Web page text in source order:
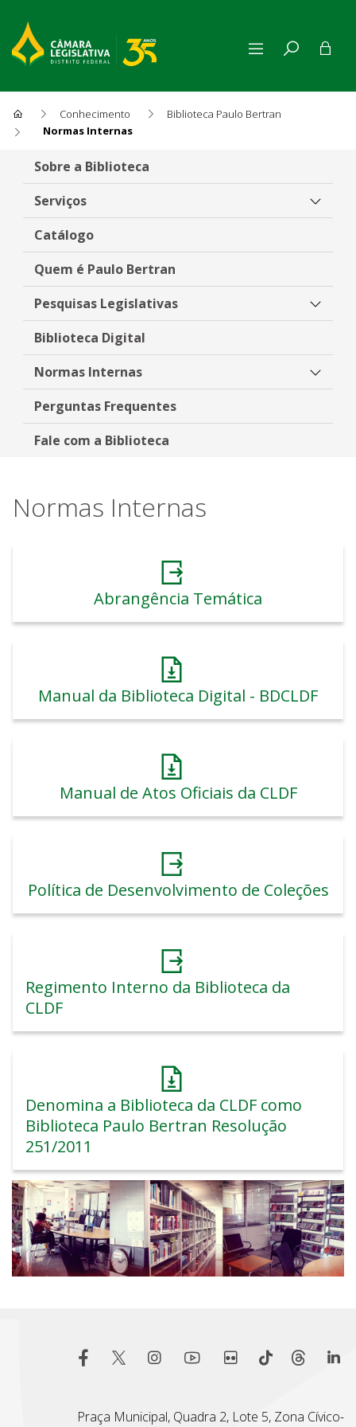
Conhecimento
Biblioteca Paulo Bertran
Normas Internas
Normas Internas
Sobre a Biblioteca
Serviços
Catálogo
Quem é Paulo Bertran
Pesquisas Legislativas
Biblioteca Digital
Normas Internas
Perguntas Frequentes
Fale com a Biblioteca
Normas Internas
Abrangência Temática
Manual da Biblioteca Digital - BDCLDF
Manual de Atos Oficiais da CLDF
Política de Desenvolvimento de Coleções
Regimento Interno da Biblioteca da
CLDF
Denomina a Biblioteca da CLDF como
Biblioteca Paulo Bertran Resolução
251/2011
Praça Municipal, Quadra 2, Lote 5, Zona Cívico-